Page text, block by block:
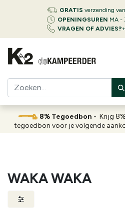
GRATIS verzending
OPENINGSUREN MA -
VRAGEN OF ADVIES?
8% Tegoedbon - Krijg
tegoedbon voor je volgende
WAKA WAKA